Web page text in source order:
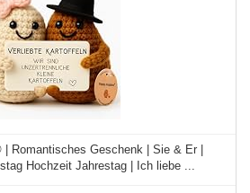
Romantisches Geschenk | Sie & Er |
Hochzeit Jahrestag | Ich liebe ...